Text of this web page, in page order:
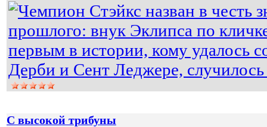
Чемпион Стэйкс назван в честь
прошлого: внук Эклипса по
первым в истории, кому удалось
Дерби и Сент Леджере, случилось
C высокой трибуны